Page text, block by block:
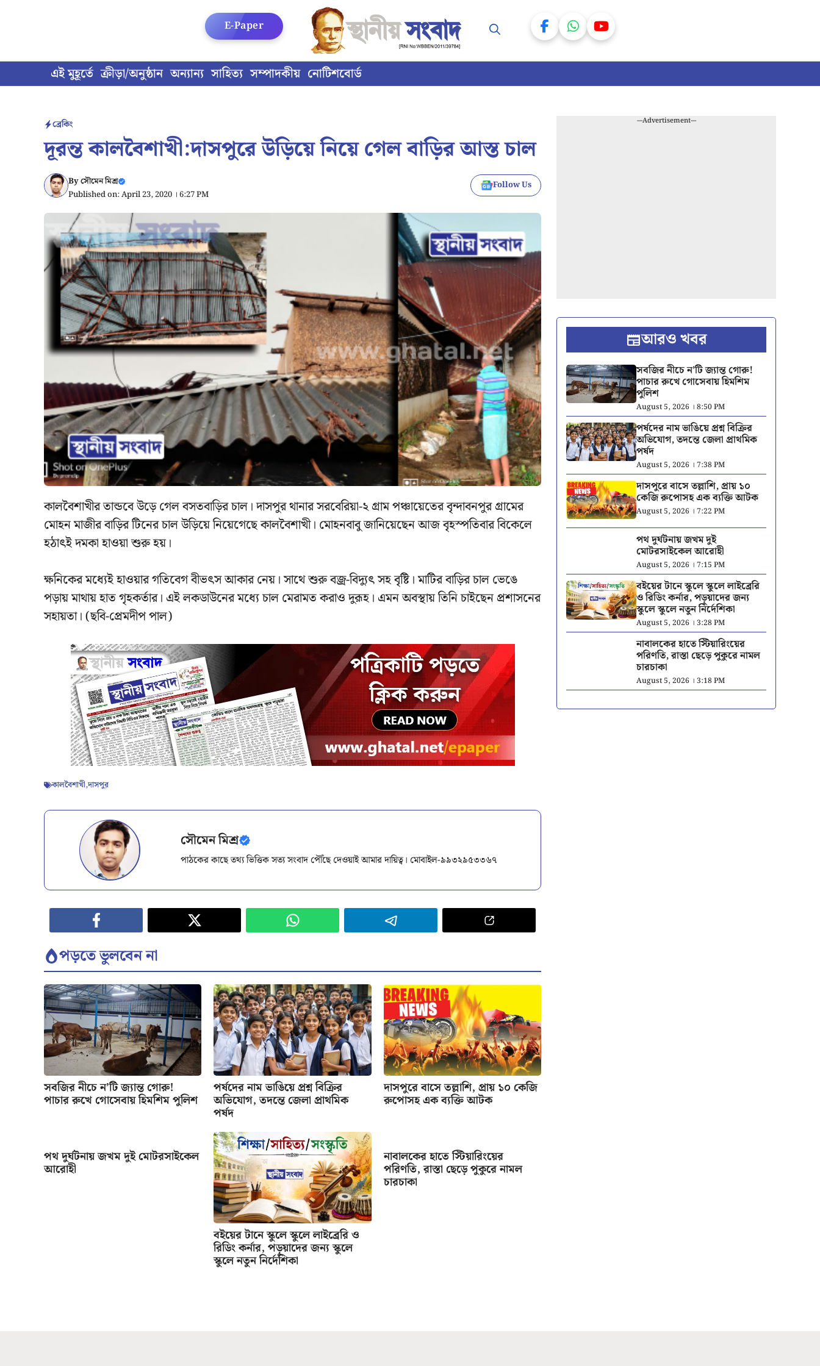
এই মুহূর্তে ক্রীড়া/অনুষ্ঠান অন্যান্য সাহিত্য সম্পাদকীয় নোটিশবোর্ড
E-Paper
ব্রেকিং
দূরন্ত কালবৈশাখী:দাসপুরে উড়িয়ে নিয়ে গেল বাড়ির আস্ত চাল
Byসৌমেন মিশ্র
Published on: April 23, 2020 । 6:27 PM
Follow Us
কালবৈশাখীর তান্ডবে উড়ে গেল বসতবাড়ির চাল। দাসপুর থানার সরবেরিয়া-২ গ্রাম পঞ্চায়েতের বৃন্দাবনপুর গ্রামের
মোহন মাজীর বাড়ির টিনের চাল উড়িয়ে নিয়েগেছে কালবৈশাখী। মোহনবাবু জানিয়েছেন আজ বৃহস্পতিবার বিকেলে
হঠাৎই দমকা হাওয়া শুরু হয়।
ক্ষনিকের মধ্যেই হাওয়ার গতিবেগ বীভৎস আকার নেয়। সাথে শুরু বজ্র-বিদ্যুৎ সহ বৃষ্টি। মাটির বাড়ির চাল ভেঙে
পড়ায় মাথায় হাত গৃহকর্তার। এই লকডাউনের মধ্যে চাল মেরামত করাও দুরূহ। এমন অবস্থায় তিনি চাইছেন প্রশাসনের
সহায়তা। (ছবি-প্রেমদীপ পাল)
কালবৈশাখী,দাসপুর
সৌমেন মিশ্র
পাঠকের কাছে তথ্য ভিত্তিক সত্য সংবাদ পৌঁছে দেওয়াই আমার দায়িত্ব। মোবাইল-৯৯৩২৯৫৩৩৬৭
পড়তে ভুলবেন না
সবজির নীচে ন’টি জ্যান্ত গোরু!
পাচার রুখে গোসেবায় হিমশিম পুলিশ
পর্ষদের নাম ভাঙিয়ে প্রশ্ন বিক্রির
অভিযোগ, তদন্তে জেলা প্রাথমিক
পর্ষদ
দাসপুরে বাসে তল্লাশি, প্রায় ১০ কেজি
রুপোসহ এক ব্যক্তি আটক
পথ দুর্ঘটনায় জখম দুই মোটরসাইকেল
আরোহী
বইয়ের টানে স্কুলে স্কুলে লাইব্রেরি ও
রিডিং কর্নার, পড়ুয়াদের জন্য স্কুলে
স্কুলে নতুন নির্দেশিকা
নাবালকের হাতে স্টিয়ারিংয়ের
পরিণতি, রাস্তা ছেড়ে পুকুরে নামল
চারচাকা
---Advertisement---
আরও খবর
সবজির নীচে ন’টি জ্যান্ত গোরু!
পাচার রুখে গোসেবায় হিমশিম
পুলিশ
August 5, 2026 । 8:50 PM
পর্ষদের নাম ভাঙিয়ে প্রশ্ন বিক্রির
অভিযোগ, তদন্তে জেলা প্রাথমিক
পর্ষদ
August 5, 2026 । 7:38 PM
দাসপুরে বাসে তল্লাশি, প্রায় ১০
কেজি রুপোসহ এক ব্যক্তি আটক
August 5, 2026 । 7:22 PM
পথ দুর্ঘটনায় জখম দুই
মোটরসাইকেল আরোহী
August 5, 2026 । 7:15 PM
বইয়ের টানে স্কুলে স্কুলে লাইব্রেরি
ও রিডিং কর্নার, পড়ুয়াদের জন্য
স্কুলে স্কুলে নতুন নির্দেশিকা
August 5, 2026 । 3:28 PM
নাবালকের হাতে স্টিয়ারিংয়ের
পরিণতি, রাস্তা ছেড়ে পুকুরে নামল
চারচাকা
August 5, 2026 । 3:18 PM